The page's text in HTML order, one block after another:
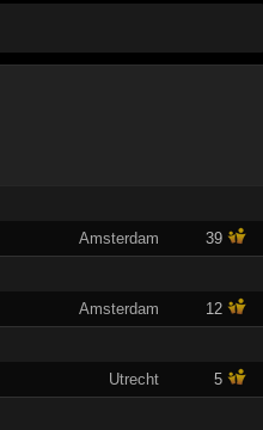
Amsterdam 39
Amsterdam 12
Utrecht 5